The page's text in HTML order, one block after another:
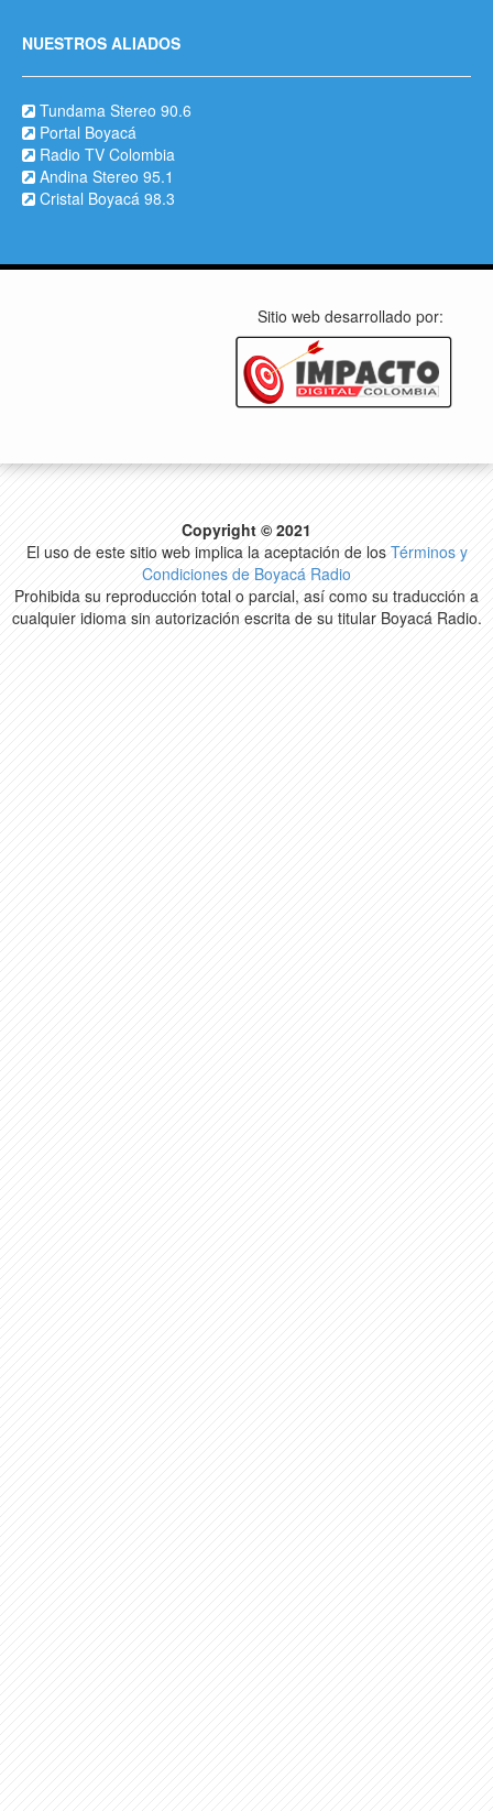
NUESTROS ALIADOS
Tundama Stereo 90.6
Portal Boyacá
Radio TV Colombia
Andina Stereo 95.1
Cristal Boyacá 98.3
Sitio web desarrollado por:
Copyright © 2021
El uso de este sitio web implica la aceptación de los Términos y
Condiciones de Boyacá Radio
Prohibida su reproducción total o parcial, así como su traducción a
cualquier idioma sin autorización escrita de su titular Boyacá Radio.